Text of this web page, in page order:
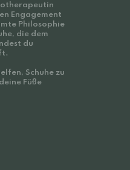
Engagement
Philosophie
die dem
du
Schuhe zu
Füße